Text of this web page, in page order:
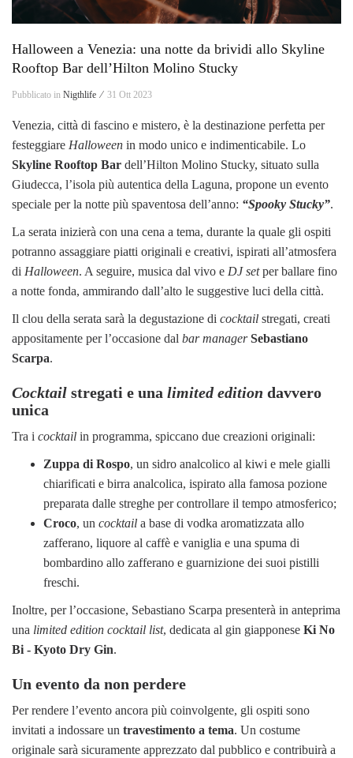
Halloween a Venezia: una notte da brividi allo Skyline
Rooftop Bar dell’Hilton Molino Stucky
Pubblicato in Nigthlife ⁄ 31 Ott 2023
Venezia, città di fascino e mistero, è la destinazione perfetta per
festeggiare Halloween in modo unico e indimenticabile. Lo
Skyline Rooftop Bar dell’Hilton Molino Stucky, situato sulla
Giudecca, l’isola più autentica della Laguna, propone un evento
speciale per la notte più spaventosa dell’anno: “Spooky Stucky”.
La serata inizierà con una cena a tema, durante la quale gli ospiti
potranno assaggiare piatti originali e creativi, ispirati all’atmosfera
di Halloween. A seguire, musica dal vivo e DJ setper ballare fino
a notte fonda, ammirando dall’alto le suggestive luci della città.
Il clou della serata sarà la degustazione di cocktail stregati, creati
appositamente per l’occasione dal bar manager Sebastiano
Scarpa.
Cocktail stregati e una limited edition davvero
unica
Tra i cocktail in programma, spiccano due creazioni originali:
Zuppa di Rospo, un sidro analcolico al kiwi e mele gialli
chiarificati e birra analcolica, ispirato alla famosa pozione
preparata dalle streghe per controllare il tempo atmosferico;
Croco, un cocktail a base di vodka aromatizzata allo
zafferano, liquore al caffè e vaniglia e una spuma di
bombardino allo zafferano e guarnizione dei suoi pistilli
freschi.
Inoltre, per l’occasione, Sebastiano Scarpa presenterà in anteprima
una limited edition cocktail list, dedicata al gin giapponese Ki No
Bi - Kyoto Dry Gin.
Un evento da non perdere
Per rendere l’evento ancora più coinvolgente, gli ospiti sono
invitati a indossare un travestimento a tema. Un costume
originale sarà sicuramente apprezzato dal pubblico e contribuirà a